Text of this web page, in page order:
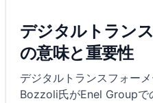
デジタルトラン
の意味と重要性
デジタルトランスフォー
Bozzoli氏がEnel Groupで